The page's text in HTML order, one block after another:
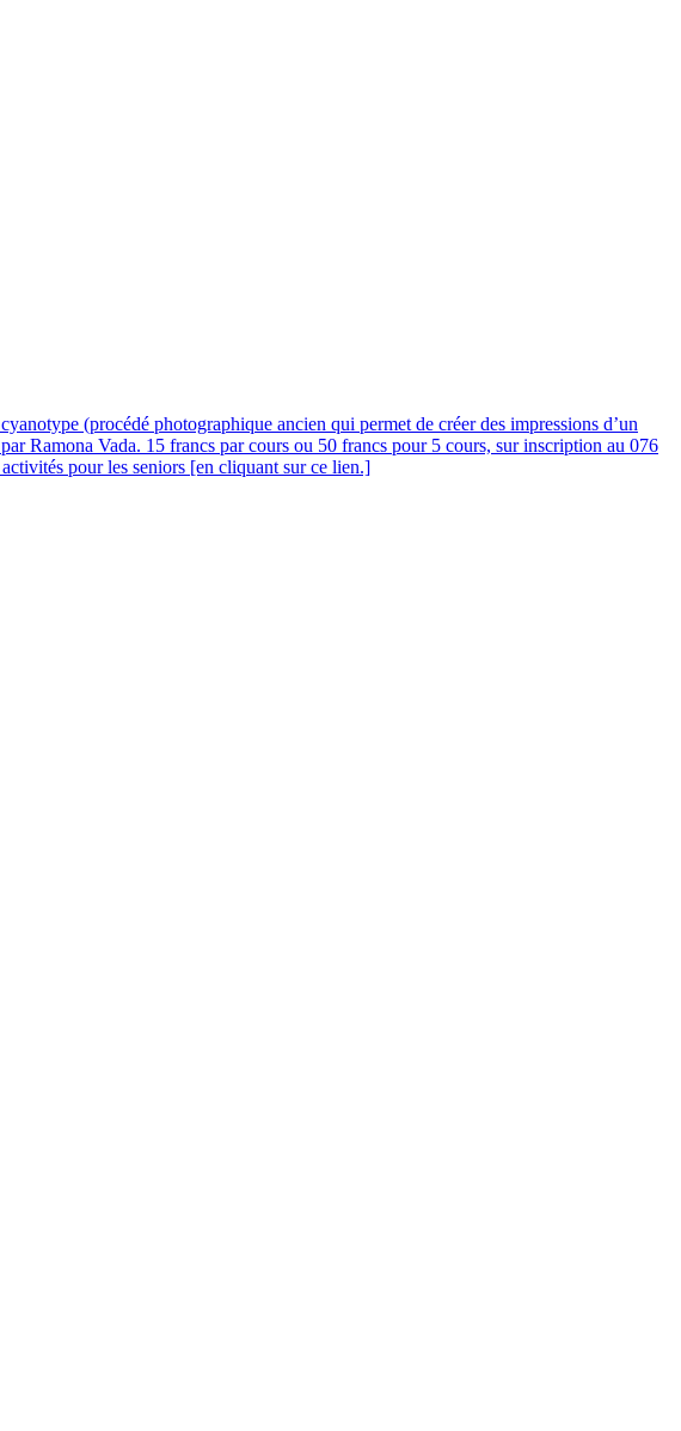
(procédé photographique ancien qui permet de créer des impressions d’un
Ramona Vada. 15 francs par cours ou 50 francs pour 5 cours, sur inscription au 076
pour les seniors [en cliquant sur ce lien.]